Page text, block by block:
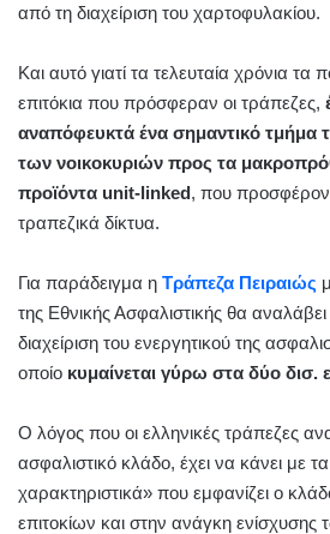
από τη διαχείριση του χαρτοφυλακίου.
Και αυτό γιατί τα τελευταία χρόνια τα
επιτόκια που πρόσφεραν οι τράπεζες,
αναπόφευκτά ένα σημαντικό τμήμα
των νοικοκυριών προς τα
προϊόντα unit-linked, που
τραπεζικά δίκτυα.
Για παράδειγμα η Τράπεζα Πειραιώς
της Εθνικής Ασφαλιστικής θα
διαχείριση του ενεργητικού της
οποίο κυμαίνεται γύρω στα δύο δισ.
Ο λόγος που οι ελληνικές τράπεζες
ασφαλιστικό κλάδο, έχει να κάνει με
χαρακτηριστικά» που εμφανίζει ο
επιτοκίων και στην ανάγκη